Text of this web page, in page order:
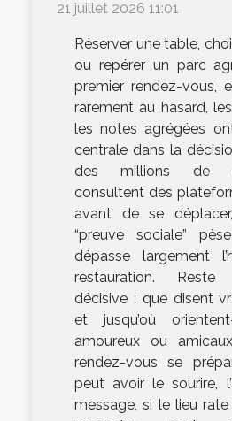
21 juillet 2026 11:01
Réserver une table,
ou repérer un parc
premier rendez-vous,
rarement au hasard,
les notes agrégées
centrale dans la
des millions de
consultent des
avant de se
“preuve sociale”
dépasse largement
restauration.
décisive : que disent
et jusqu’où
amoureux ou
rendez-vous se
peut avoir le sourire,
message, si le lieu